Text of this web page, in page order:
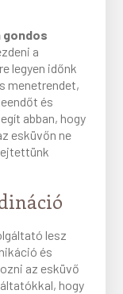
a
legyen időnk
menetrendet,
és
abban, hogy
esküvőn ne
lesz
és
az esküvő
hogy